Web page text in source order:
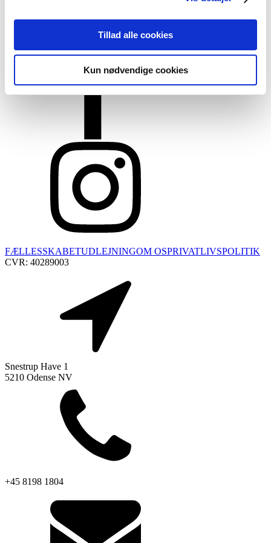
Tillad alle cookies
Kun nødvendige cookies
Winery of the Year
FÆLLESSKABETUDLEJNINGOM OSPRIVATLIVSPOLITIK
CVR: 40289003
Snestrup Have 1
5210 Odense NV
+45 8198 1804